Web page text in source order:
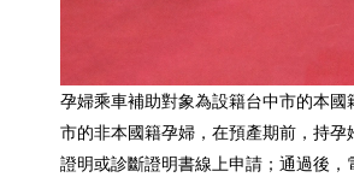
孕婦乘車補助對象為設籍台中市的本
市的非本國籍孕婦，在預產期前，持
證明或診斷證明書線上申請；通過後